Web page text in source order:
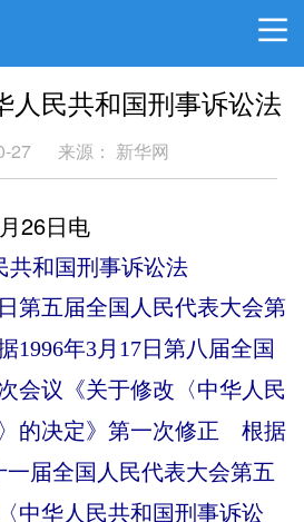
人民共和国刑事诉讼法
27 来源： 新华网
26日电
共和国刑事诉讼法
日第五届全国人民代表大会第
年3月17日第八届全国
会议《关于修改〈中华人民
的决定》第一次修正 根据
一届全国人民代表大会第五
中华人民共和国刑事诉讼